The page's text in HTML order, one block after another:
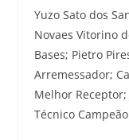
Yuzo Sato dos
Novaes Vitorino
Bases; Pietro
Arremessador;
Melhor
Técnico